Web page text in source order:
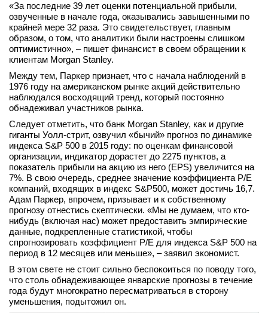
«За последние 39 лет оценки потенциальной прибыли,
озвученные в начале года, оказывались завышенными по
крайней мере 32 раза. Это свидетельствует, главным
образом, о том, что аналитики были настроены слишком
оптимистично», – пишет финансист в своем обращении к
клиентам Morgan Stanley.
Между тем, Паркер признает, что с начала наблюдений в
1976 году на американском рынке акций действительно
наблюдался восходящий тренд, который постоянно
обнадеживал участников рынка.
Следует отметить, что банк Morgan Stanley, как и другие
гиганты Уолл-стрит, озвучил «бычий» прогноз по динамике
индекса S&P 500 в 2015 году: по оценкам финансовой
организации, индикатор дорастет до 2275 пунктов, а
показатель прибыли на акцию из него (EPS) увеличится на
7%. В свою очередь, среднее значение коэффициента P/E
компаний, входящих в индекс S&P500, может достичь 16,7.
Адам Паркер, впрочем, призывает и к собственному
прогнозу отнестись скептически. «Мы не думаем, что кто-
нибудь (включая нас) может предоставить эмпирические
данные, подкрепленные статистикой, чтобы
спрогнозировать коэффициент P/E для индекса S&P 500 на
период в 12 месяцев или меньше», – заявил экономист.
В этом свете не стоит сильно беспокоиться по поводу того,
что столь обнадеживающее январские прогнозы в течение
года будут многократно пересматриваться в сторону
уменьшения, подытожил он.